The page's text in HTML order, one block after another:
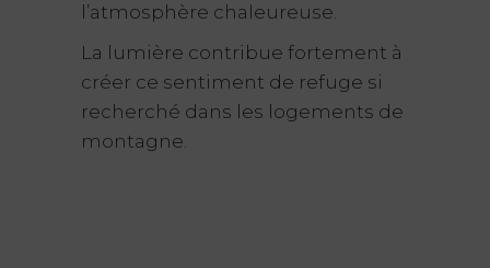
l’atmosphère chaleureuse.
La lumière contribue fortement à
créer ce sentiment de refuge si
recherché dans les logements de
montagne.